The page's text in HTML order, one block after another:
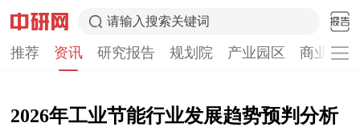
请输入搜索关键词
推荐 资讯 研究报告 规划院 产业园区 商业计
2026年工业节能行业发展趋势预判分析